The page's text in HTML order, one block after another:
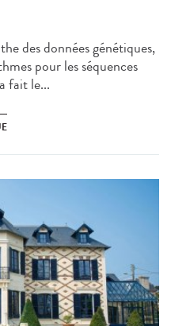
des données génétiques,
pour les séquences
fait le...